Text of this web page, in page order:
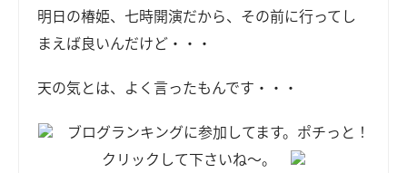
明日の椿姫、七時開演だから、その前に行ってし
まえば良いんだけど・・・
天の気とは、よく言ったもんです・・・
ブログランキングに参加してます。ポチっと！
クリックして下さいね～。